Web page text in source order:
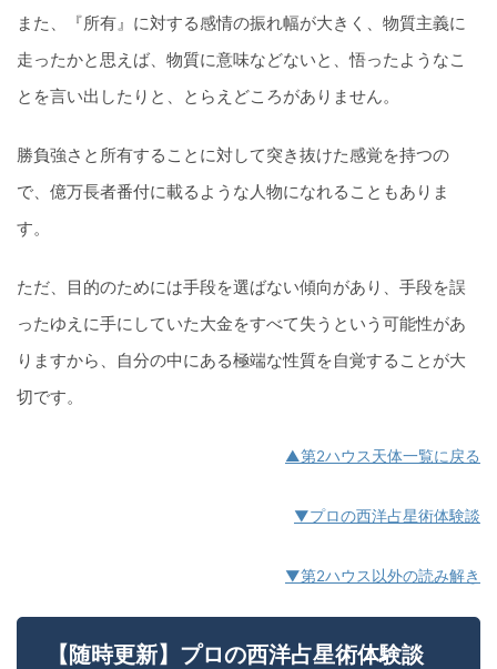
また、『所有』に対する感情の振れ幅が大きく、物質主義に
走ったかと思えば、物質に意味などないと、悟ったようなこ
とを言い出したりと、とらえどころがありません。
勝負強さと所有することに対して突き抜けた感覚を持つの
で、億万長者番付に載るような人物になれることもありま
す。
ただ、目的のためには手段を選ばない傾向があり、手段を誤
ったゆえに手にしていた大金をすべて失うという可能性があ
りますから、自分の中にある極端な性質を自覚することが大
切です。
▲第2ハウス天体一覧に戻る
▼プロの西洋占星術体験談
▼第2ハウス以外の読み解き
【随時更新】プロの西洋占星術体験談